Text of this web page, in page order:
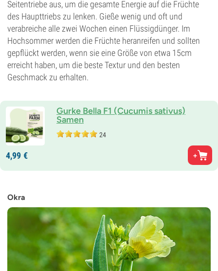
Seitentriebe aus, um die gesamte Energie auf die Früchte
des Haupttriebs zu lenken. Gieße wenig und oft und
verabreiche alle zwei Wochen einen Flüssigdünger. Im
Hochsommer werden die Früchte heranreifen und sollten
gepflückt werden, wenn sie eine Größe von etwa 15cm
erreicht haben, um die beste Textur und den besten
Geschmack zu erhalten.
Gurke Bella F1 (Cucumis sativus)
Samen
24
4,99 €
Okra